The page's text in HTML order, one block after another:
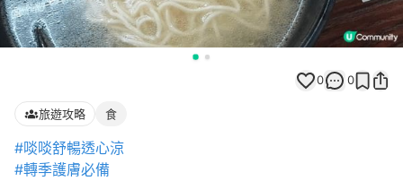
0 0
旅遊攻略 食
#啖啖舒暢透心涼
#轉季護膚必備